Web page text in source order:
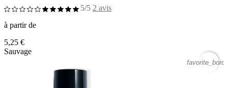
5/5 2 avis
à partir de
5,25 €
Sauvage